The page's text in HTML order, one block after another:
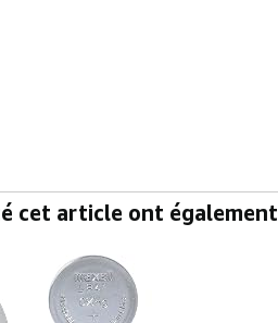
cet article ont